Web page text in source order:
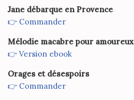
Jane débarque en Provence
👉 Commander
Mélodie macabre pour amoureux
👉 Version ebook
Orages et désespoirs
👉 Commander